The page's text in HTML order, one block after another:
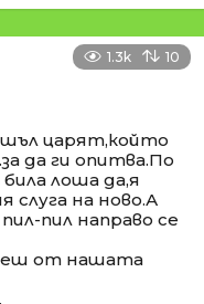
1.3k 10
царят,който
да ги опитва.По
лоша да,я
слуга на ново.А
пил направо се
от нашата